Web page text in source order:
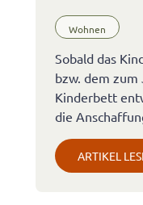
Wohnen
Sobald das
bzw. dem
Kinderbett
die
ARTIKEL